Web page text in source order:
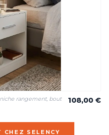
rangement, bout
108,00 €
CHEZ SELENCY